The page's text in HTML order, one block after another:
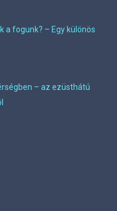
a fogunk? – Egy különös
– az ezüsthátú